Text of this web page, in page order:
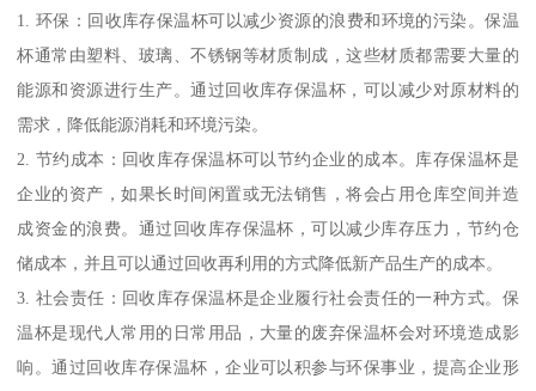
1. 环保：回收库存保温杯可以减少资源的浪费和环境的污染。保温
杯通常由塑料、玻璃、不锈钢等材质制成，这些材质都需要大量的
能源和资源进行生产。通过回收库存保温杯，可以减少对原材料的
需求，降低能源消耗和环境污染。
2. 节约成本：回收库存保温杯可以节约企业的成本。库存保温杯是
企业的资产，如果长时间闲置或无法销售，将会占用仓库空间并造
成资金的浪费。通过回收库存保温杯，可以减少库存压力，节约仓
储成本，并且可以通过回收再利用的方式降低新产品生产的成本。
3. 社会责任：回收库存保温杯是企业履行社会责任的一种方式。保
温杯是现代人常用的日常用品，大量的废弃保温杯会对环境造成影
响。通过回收库存保温杯，企业可以积参与环保事业，提高企业形